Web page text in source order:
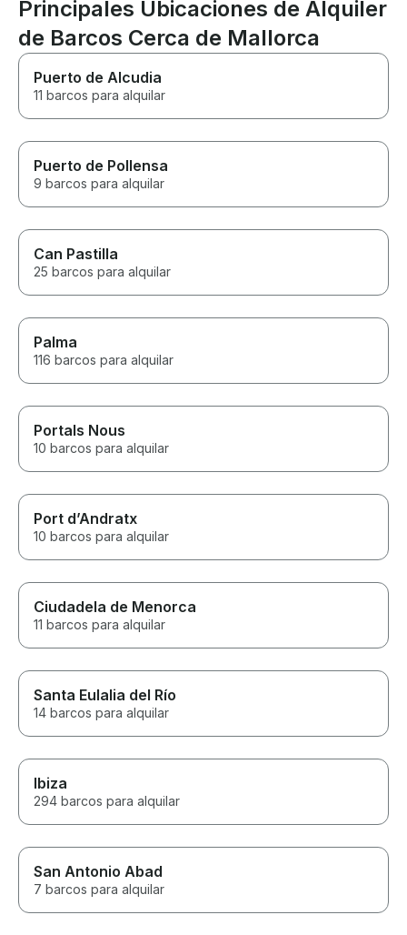
Principales Ubicaciones de Alquiler
de Barcos Cerca de Mallorca
Puerto de Alcudia
11 barcos para alquilar
Puerto de Pollensa
9 barcos para alquilar
Can Pastilla
25 barcos para alquilar
Palma
116 barcos para alquilar
Portals Nous
10 barcos para alquilar
Port d’Andratx
10 barcos para alquilar
Ciudadela de Menorca
11 barcos para alquilar
Santa Eulalia del Río
14 barcos para alquilar
Ibiza
294 barcos para alquilar
San Antonio Abad
7 barcos para alquilar